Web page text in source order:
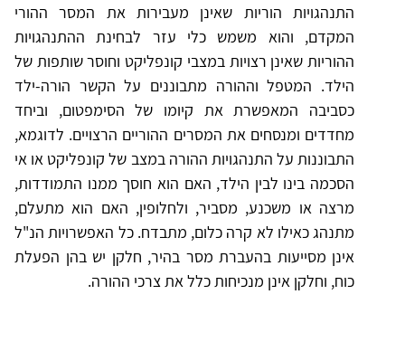
התנהגויות הוריות שאינן מעבירות את המסר ההורי
המקדם, והוא משמש כלי עזר לבחינת ההתנהגויות
ההוריות שאינן רצויות במצבי קונפליקט וחוסר שותפות של
הילד. המטפל וההורה מתבוננים על הקשר הורה-ילד
כסביבה המאפשרת את קיומו של הסימפטום, וביחד
מחדדים ומנסחים את המסרים ההוריים הרצויים. לדוגמא,
התבוננות על התנהגויות ההורה במצב של קונפליקט או אי
הסכמה בינו לבין הילד, האם הוא חוסך ממנו התמודדות,
מרצה או משכנע, מסביר, ולחלופין, האם הוא מתעלם,
מתנהג כאילו לא קרה כלום, מתבדח. כל האפשרויות הנ"ל
אינן מסייעות בהעברת מסר בהיר, חלקן יש בהן הפעלת
כוח, וחלקן אינן מנכיחות כלל את צרכי ההורה.